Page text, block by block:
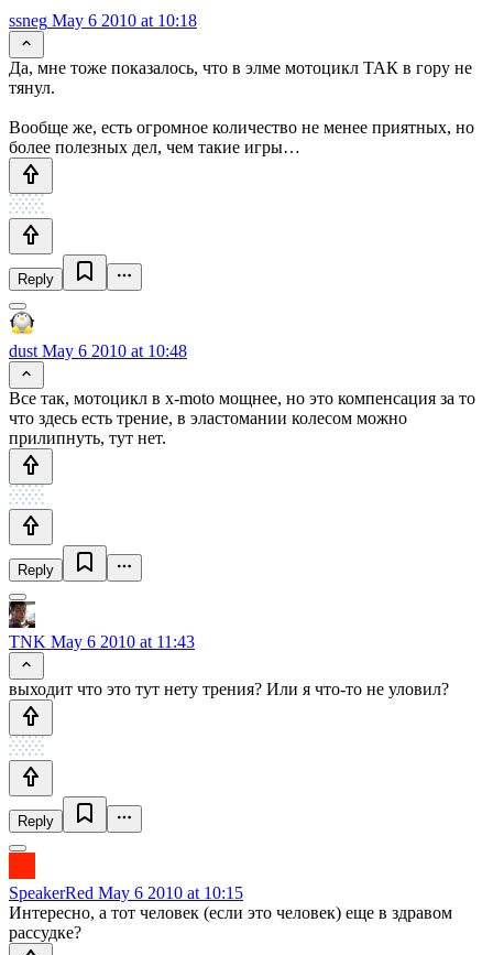
ssneg May 6 2010 at 10:18
Да, мне тоже показалось, что в элме мотоцикл ТАК в гору не
тянул.
Вообще же, есть огромное количество не менее приятных, но
более полезных дел, чем такие игры…
Reply
dust May 6 2010 at 10:48
Все так, мотоцикл в x-moto мощнее, но это компенсация за то
что здесь есть трение, в эластомании колесом можно
прилипнуть, тут нет.
Reply
TNK May 6 2010 at 11:43
выходит что это тут нету трения? Или я что-то не уловил?
Reply
SpeakerRed May 6 2010 at 10:15
Интересно, а тот человек (если это человек) еще в здравом
рассудке?